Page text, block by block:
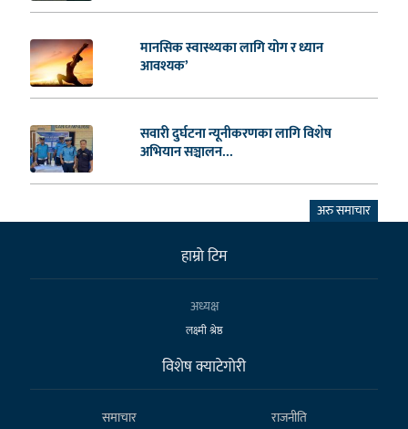
मानसिक स्वास्थ्यका लागि योग र ध्यान
आवश्यक’
सवारी दुर्घटना न्यूनीकरणका लागि विशेष
अभियान सञ्चालन...
अरु समाचार
हाम्राे टिम
अध्यक्ष
लक्ष्मी श्रेष्ठ
विशेष क्याटेगाेरी
समाचार
राजनीति